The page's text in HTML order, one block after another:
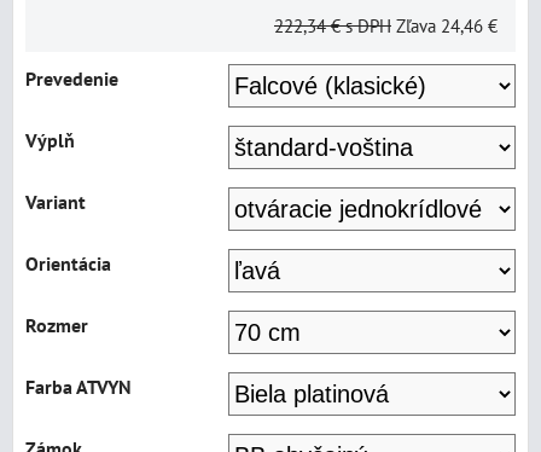
222,34 € s DPH Zľava 24,46 €
Prevedenie
Výplň
Variant
Orientácia
Rozmer
Farba ATVYN